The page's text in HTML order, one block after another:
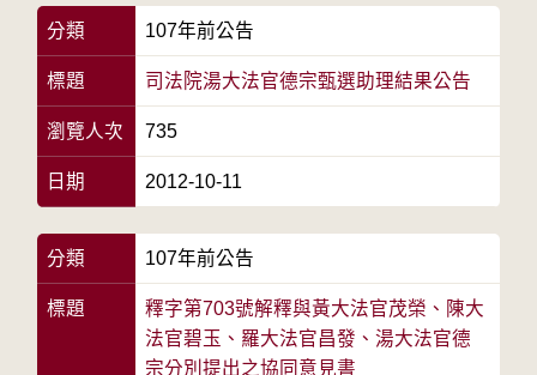
分類 107年前公告
標題 司法院湯大法官德宗甄選助理結果公告
瀏覽人次 735
日期 2012-10-11
分類 107年前公告
標題
釋字第703號解釋與黃大法官茂榮、陳大
法官碧玉、羅大法官昌發、湯大法官德
宗分別提出之協同意見書